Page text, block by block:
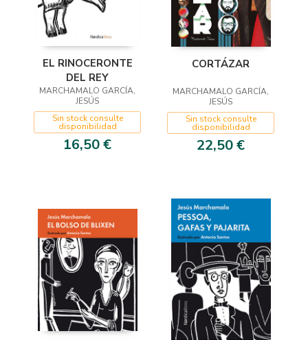
EL RINOCERONTE
DEL REY
MARCHAMALO GARCÍA,
JESÚS
Sin stock consulte
disponibilidad
16,50 €
CORTÁZAR
MARCHAMALO GARCÍA,
JESÚS
Sin stock consulte
disponibilidad
22,50 €